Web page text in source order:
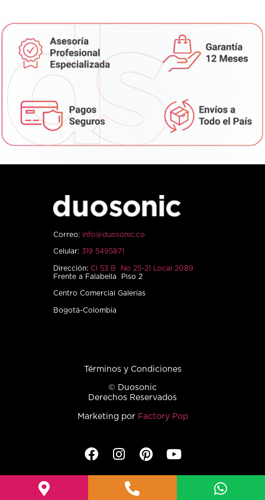
Correo: info@duosonic.co
Celular: 319 5495871
Dirección: Cl 53 B No 25-21 Local 2089
Frente a Falabella Piso 2
Centro Comercial Galerías
Bogotá-Colombia
Términos y Condiciones
© Duosonic
Derechos Reservados
Marketing por Factory Pop